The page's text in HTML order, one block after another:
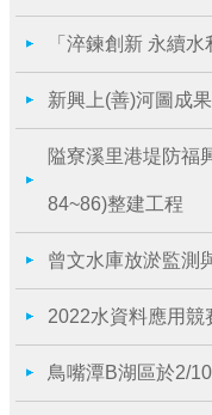
「淬鍊創新 永續
新興上(善)河圖成
隘寮溪里港堤防福
84~86)整建工程
曾文水庫放淤監測
2022水資料應用競
鳥嘴潭B湖區於2/